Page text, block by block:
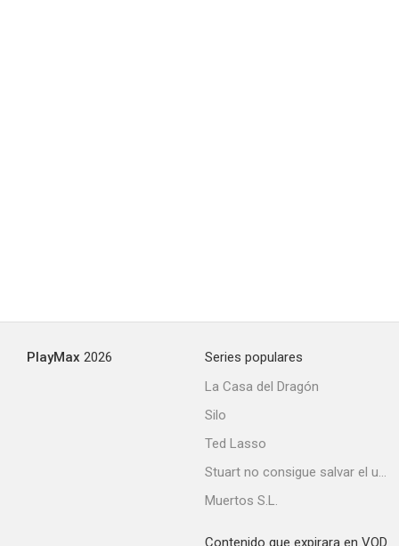
PlayMax 2026
Series populares
La Casa del Dragón
Silo
Ted Lasso
Stuart no consigue salvar el universo
Muertos S.L.
Contenido que expirara en VOD